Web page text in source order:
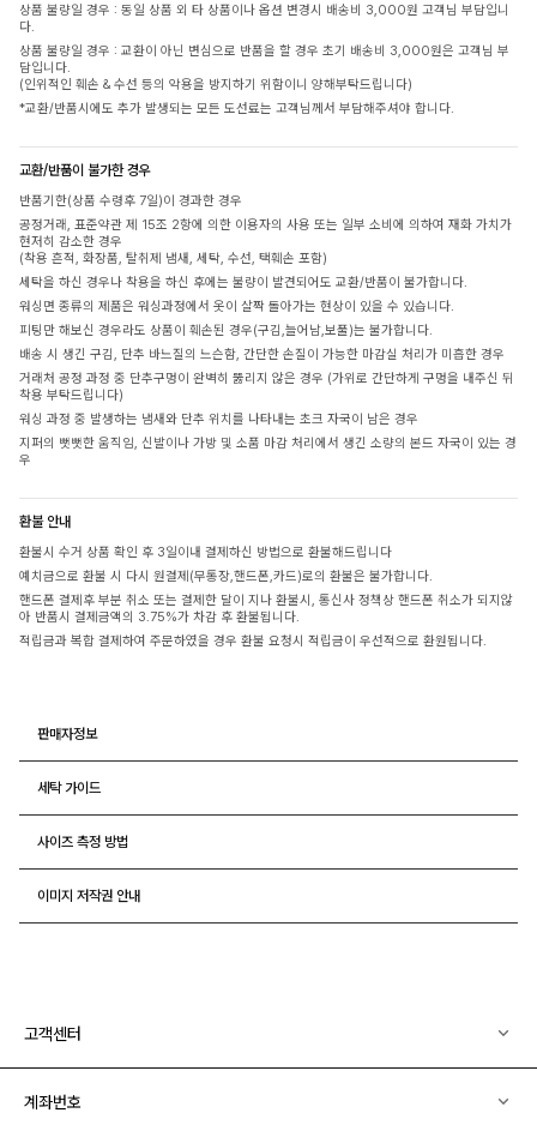
상품 불량일 경우 : 동일 상품 외 타 상품이나 옵션 변경시 배송비 3,000원 고객님 부담입니
다.
상품 불량일 경우 : 교환이 아닌 변심으로 반품을 할 경우 초기 배송비 3,000원은 고객님 부
담입니다.
(인위적인 훼손 & 수선 등의 악용을 방지하기 위함이니 양해부탁드립니다)
*교환/반품시에도 추가 발생되는 모든 도선료는 고객님께서 부담해주셔야 합니다.
교환/반품이 불가한 경우
반품기한(상품 수령후 7일)이 경과한 경우
공정거래, 표준약관 제 15조 2항에 의한 이용자의 사용 또는 일부 소비에 의하여 재화 가치가
현저히 감소한 경우
(착용 흔적, 화장품, 탈취제 냄새, 세탁, 수선, 택훼손 포함)
세탁을 하신 경우나 착용을 하신 후에는 불량이 발견되어도 교환/반품이 불가합니다.
워싱면 종류의 제품은 워싱과정에서 옷이 살짝 돌아가는 현상이 있을 수 있습니다.
피팅만 해보신 경우라도 상품이 훼손된 경우(구김,늘어남,보풀)는 불가합니다.
배송 시 생긴 구김, 단추 바느질의 느슨함, 간단한 손질이 가능한 마감실 처리가 미흡한 경우
거래처 공정 과정 중 단추구멍이 완벽히 뚫리지 않은 경우 (가위로 간단하게 구멍을 내주신 뒤
착용 부탁드립니다)
워싱 과정 중 발생하는 냄새와 단추 위치를 나타내는 초크 자국이 남은 경우
지퍼의 뻣뻣한 움직임, 신발이나 가방 및 소품 마감 처리에서 생긴 소량의 본드 자국이 있는 경
우
환불 안내
환불시 수거 상품 확인 후 3일이내 결제하신 방법으로 환불해드립니다
예치금으로 환불 시 다시 원결제(무통장,핸드폰,카드)로의 환불은 불가합니다.
핸드폰 결제후 부분 취소 또는 결제한 달이 지나 환불시, 통신사 정책상 핸드폰 취소가 되지않
아 반품시 결제금액의 3.75%가 차감 후 환불됩니다.
적립금과 복합 결제하여 주문하였을 경우 환불 요청시 적립금이 우선적으로 환원됩니다.
판매자정보
세탁 가이드
사이즈 측정 방법
이미지 저작권 안내
고객센터
계좌번호